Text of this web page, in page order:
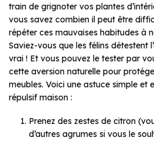
train de grignoter vos plantes
vous savez combien il peut être
répéter ces mauvaises habitudes à
Saviez-vous que les félins détestent
vrai ! Et vous pouvez le tester par
cette aversion naturelle pour
meubles. Voici une astuce simple et
répulsif maison :
Prenez des zestes de citron
d’autres agrumes si vous le